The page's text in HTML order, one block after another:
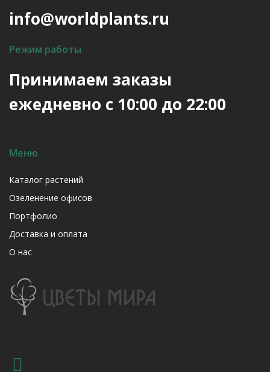
info@worldplants.ru
Режим работы
Принимаем заказы
ежедневно с 10:00 до 22:00
Меню
Каталог растений
Озеленение офисов
Портфолио
Доставка и оплата
О нас